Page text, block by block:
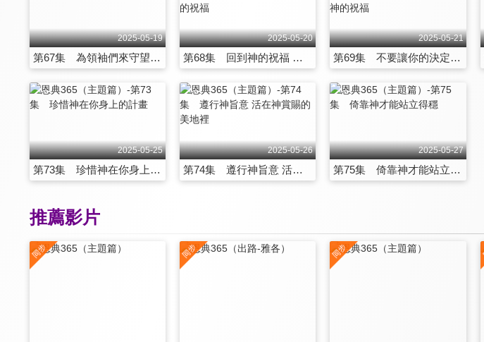
2025-05-19
第67集 為領袖們來守望禱告
2025-05-20
第68集 回到神的祝福 才能保住神的祝福
2025-05-21
第69集 不要讓你的決定 使你離開神的祝福
2025-05-25
第73集 珍惜神在你身上的計畫
2025-05-26
第74集 遵行神旨意 活在神賞賜的美地裡
2025-05-27
第75集 倚靠神才能站立得穩
推薦影片